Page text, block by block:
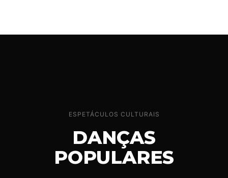
ESPETÁCULOS CULTURAIS
DANÇAS
POPULARES